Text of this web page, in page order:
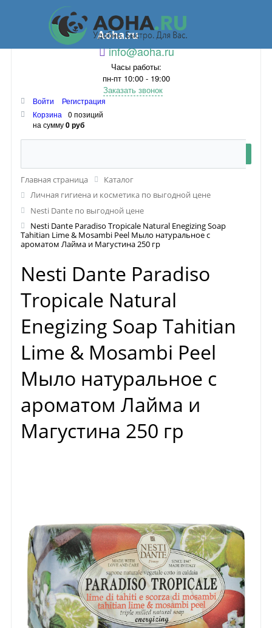
Aoha.ru
info@aoha.ru
Часы работы:
пн-пт 10:00 - 19:00
Заказать звонок
Войти
Регистрация
Корзина
0 позиций
на сумму0 руб
Главная страница
Каталог
Личная гигиена и косметика по выгодной цене
Nesti Dante по выгодной цене
Nesti Dante Paradiso Tropicale Natural Enegizing Soap
Tahitian Lime & Mosambi Peel Мыло натуральное с
ароматом Лайма и Магустина 250 гр
Nesti Dante Paradiso
Tropicale Natural
Enegizing Soap Tahitian
Lime & Mosambi Peel
Мыло натуральное с
ароматом Лайма и
Магустина 250 гр